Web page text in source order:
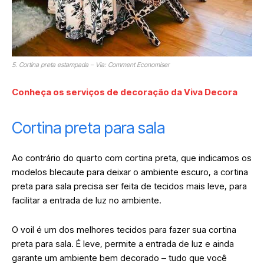
5. Cortina preta estampada – Via: Comment Economiser
Conheça os serviços de decoração da Viva Decora
Cortina preta para sala
Ao contrário do quarto com cortina preta, que indicamos os
modelos blecaute para deixar o ambiente escuro, a cortina
preta para sala precisa ser feita de tecidos mais leve, para
facilitar a entrada de luz no ambiente.
O voil é um dos melhores tecidos para fazer sua cortina
preta para sala. É leve, permite a entrada de luz e ainda
garante um ambiente bem decorado – tudo que você